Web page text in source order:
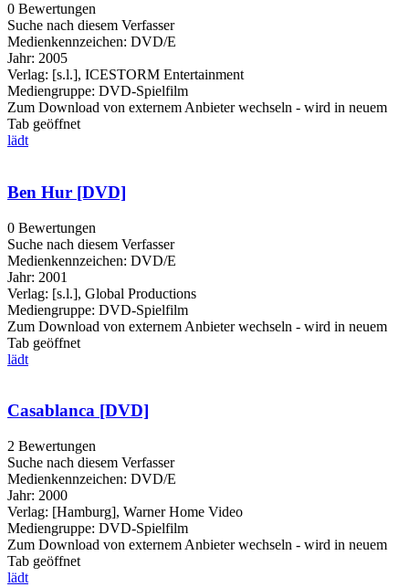
0 Bewertungen
Suche nach diesem Verfasser
Medienkennzeichen: DVD/E
Jahr: 2005
Verlag: [s.l.], ICESTORM Entertainment
Mediengruppe: DVD-Spielfilm
Zum Download von externem Anbieter wechseln - wird in neuem
Tab geöffnet
lädt
Ben Hur [DVD]
0 Bewertungen
Suche nach diesem Verfasser
Medienkennzeichen: DVD/E
Jahr: 2001
Verlag: [s.l.], Global Productions
Mediengruppe: DVD-Spielfilm
Zum Download von externem Anbieter wechseln - wird in neuem
Tab geöffnet
lädt
Casablanca [DVD]
2 Bewertungen
Suche nach diesem Verfasser
Medienkennzeichen: DVD/E
Jahr: 2000
Verlag: [Hamburg], Warner Home Video
Mediengruppe: DVD-Spielfilm
Zum Download von externem Anbieter wechseln - wird in neuem
Tab geöffnet
lädt